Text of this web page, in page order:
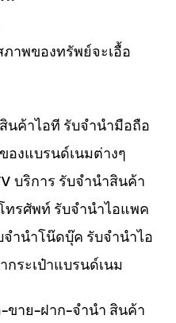
าพของทรัพย์จะเอื้อ
นค้าไอที รับจำนำมือถือ
องแบรนด์เนมต่างๆ
บริการ รับจำนำสินค้า
ทรศัพท์ รับจำนำไอแพค
ำนำโน๊ดบุ๊ค รับจำนำไอ
ระเป๋าแบรนด์เนม
ขาย-ฝาก-จำนำ สินค้า